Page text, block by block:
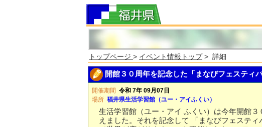
トップページ > イベント情報トップ> 詳細
開館３０周年を記念した「まなびフェスティ
開催期間 令和 7年 09月07日
場所 福井県生活学習館（ユー・アイふくい）
生活学習館（ユー・アイ ふくい）は今年開館３
えました。それを記念して 「まなびフェスティ